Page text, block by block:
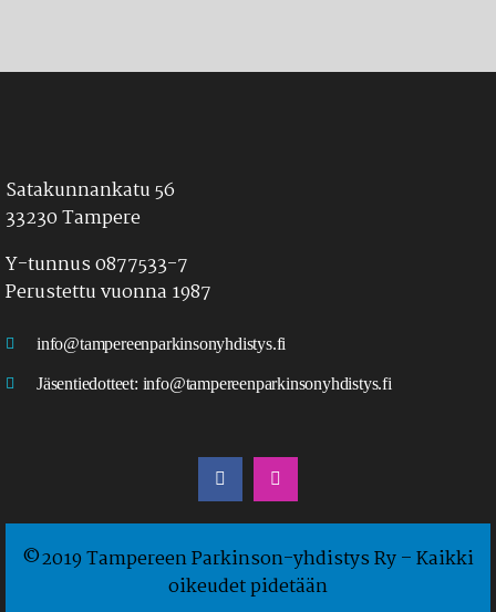
Satakunnankatu 56
33230 Tampere
Y-tunnus 0877533-7
Perustettu vuonna 1987
info@tampereenparkinsonyhdistys.fi
Jäsentiedotteet: info@tampereenparkinsonyhdistys.fi
©2019 Tampereen Parkinson-yhdistys Ry – Kaikki
oikeudet pidetään